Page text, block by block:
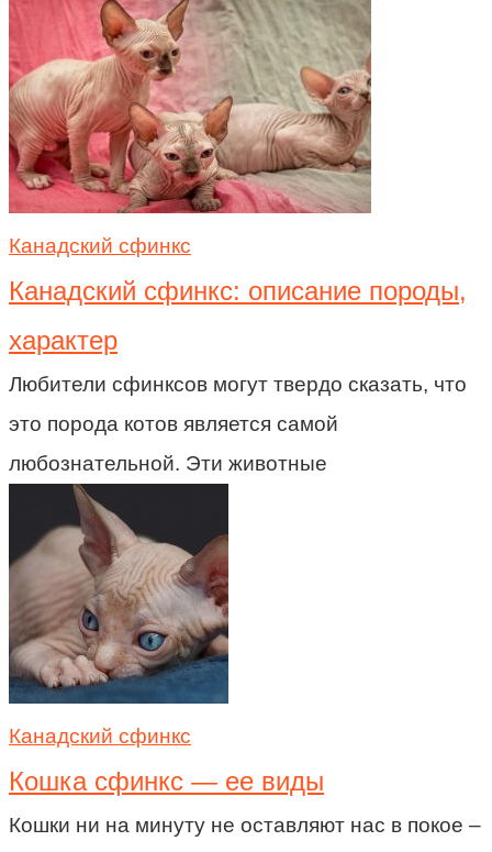
Канадский сфинкс
Канадский сфинкс: описание породы,
характер
Любители сфинксов могут твердо сказать, что
это порода котов является самой
любознательной. Эти животные
Канадский сфинкс
Кошка сфинкс — ее виды
Кошки ни на минуту не оставляют нас в покое –